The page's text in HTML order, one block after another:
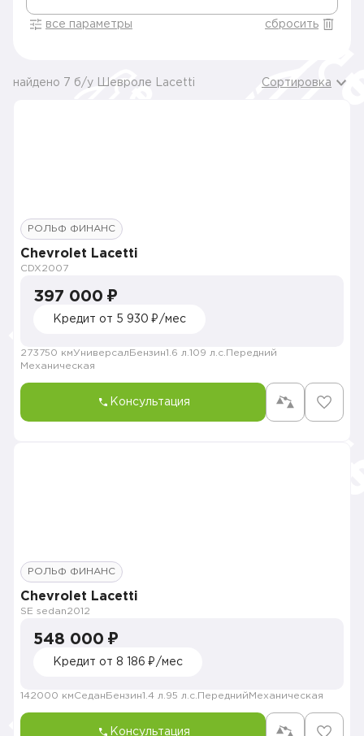
все параметры сбросить
найдено 7 б/у Шевроле Lacetti Сортировка
РОЛЬФ ФИНАНС
Chevrolet Lacetti
CDX2007
397 000 ₽
Кредит от 5 930 ₽/мес
273750 кмУниверсал Бензин1.6 л. 109 л.с. Передний
Механическая
Консультация
РОЛЬФ ФИНАНС
Chevrolet Lacetti
SE sedan2012
548 000 ₽
Кредит от 8 186 ₽/мес
142000 кмСедан Бензин1.4 л. 95 л.с. Передний Механическая
Консультация